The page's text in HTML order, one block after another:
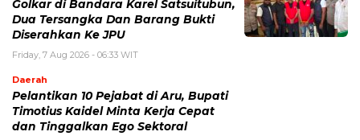
Golkar di Bandara Karel Satsuitubun,
Dua Tersangka Dan Barang Bukti
Diserahkan Ke JPU
Friday, 7 Aug 2026 - 06:33 WIT
Daerah
Pelantikan 10 Pejabat di Aru, Bupati
Timotius Kaidel Minta Kerja Cepat
dan Tinggalkan Ego Sektoral